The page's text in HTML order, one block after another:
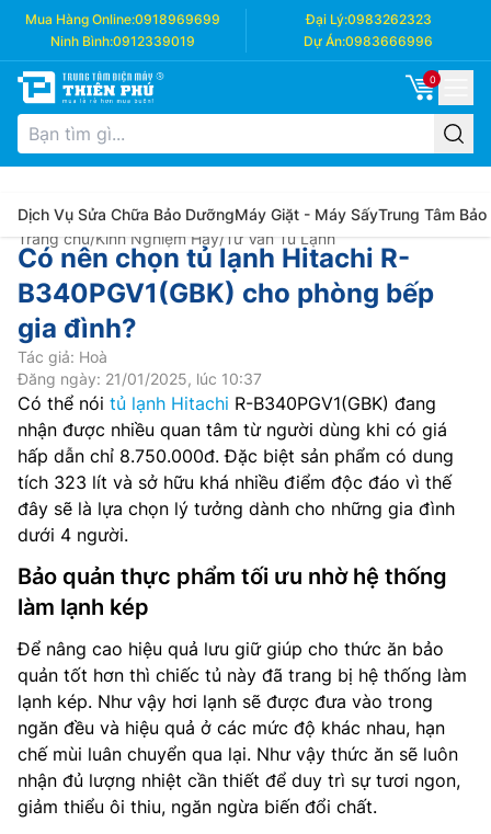
Mua Hàng Online:0918969699 Đại Lý:0983262323
Ninh Bình:0912339019 Dự Án:0983666996
0
Dịch Vụ Sửa Chữa Bảo DưỡngMáy Giặt - Máy SấyTrung Tâm Bảo
Trang chủ/Kinh Nghiệm Hay/Tư Vấn Tủ Lạnh
Có nên chọn tủ lạnh Hitachi R-
B340PGV1(GBK) cho phòng bếp
gia đình?
Tác giả: Hoà
Đăng ngày: 21/01/2025, lúc 10:37
Có thể nói tủ lạnh Hitachi R-B340PGV1(GBK) đang
nhận được nhiều quan tâm từ người dùng khi có giá
hấp dẫn chỉ 8.750.000đ. Đặc biệt sản phẩm có dung
tích 323 lít và sở hữu khá nhiều điểm độc đáo vì thế
đây sẽ là lựa chọn lý tưởng dành cho những gia đình
dưới 4 người.
Bảo quản thực phẩm tối ưu nhờ hệ thống
làm lạnh kép
Để nâng cao hiệu quả lưu giữ giúp cho thức ăn bảo
quản tốt hơn thì chiếc tủ này đã trang bị hệ thống làm
lạnh kép. Như vậy hơi lạnh sẽ được đưa vào trong
ngăn đều và hiệu quả ở các mức độ khác nhau, hạn
chế mùi luân chuyển qua lại. Như vậy thức ăn sẽ luôn
nhận đủ lượng nhiệt cần thiết để duy trì sự tươi ngon,
giảm thiểu ôi thiu, ngăn ngừa biến đổi chất.